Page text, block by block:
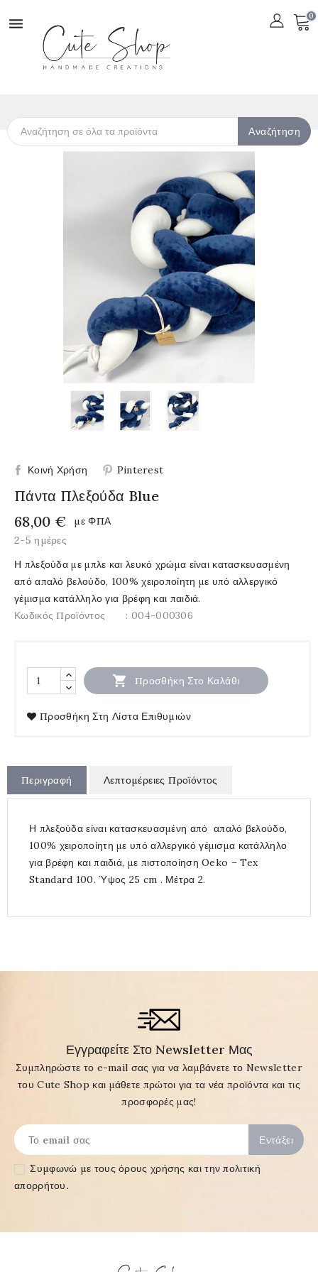
 0
Αναζήτηση
Κοινή Χρήση Pinterest
Πάντα Πλεξούδα Blue
68,00 €
με ΦΠΑ
2-5 ημέρες
Η πλεξούδα με μπλε και λευκό χρώμα είναι κατασκευασμένη
από απαλό βελούδο, 100% χειροποίητη με υπό αλλεργικό
γέμισμα κατάλληλο για βρέφη και παιδιά.
Κωδικός Προϊόντος
: 004-000306
 Προσθήκη Στο Καλάθι
Προσθήκη Στη Λίστα Επιθυμιών
Περιγραφή Λεπτομέρειες Προϊόντος
Η πλεξούδα είναι κατασκευασμένη από απαλό βελούδο,
100% χειροποίητη με υπό αλλεργικό γέμισμα κατάλληλο
για βρέφη και παιδιά, με πιστοποίηση Oeko – Tex
Standard 100. Ύψος 25 cm . Μέτρα 2.
Εγγραφείτε Στο Newsletter Μας
Συμπληρώστε το e-mail σας για να λαμβάνετε το Newsletter
του Cute Shop και μάθετε πρώτοι για τα νέα προϊόντα και τις
προσφορές μας!
Συμφωνώ με τουςόρους χρήσης και την πολιτική
απορρήτου.